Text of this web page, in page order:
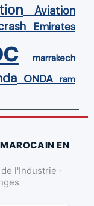
Aviation
Emirates
marrakech
ONDA ram
EN
l'Industrie ·